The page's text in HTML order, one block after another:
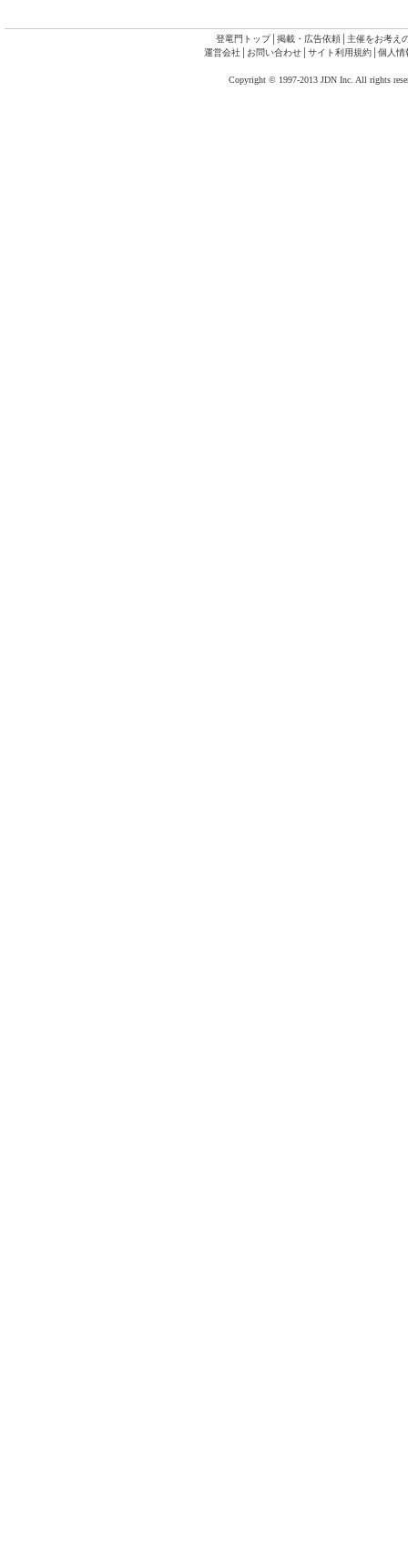
登竜門トップ│ 掲載・広告依頼
主催をお考え
運営会社│ お問い合わせ│ サイト利用規約│ 個人情
Copyright © 1997-2013 JDN Inc. All rights